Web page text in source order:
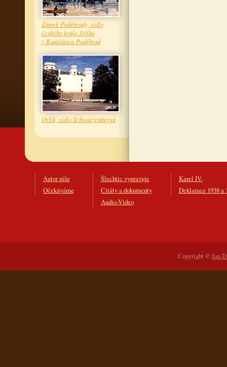
Zámek Poděbrady, sídlo
českého krále Jiřího
z Kunštátu a Poděbrad
Orlík, sídlo Schwarzenbergů
Autor píše
Očekáváme
Šlechtic vypravuje
Citáty a dokumenty
Audio-Video
Karel IV.
Deklarace 1938 a
Copyright ©Jan